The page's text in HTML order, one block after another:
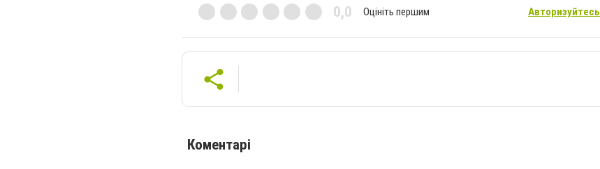
0,0 Оцініть першим Авторизуйтесь
Коментарі